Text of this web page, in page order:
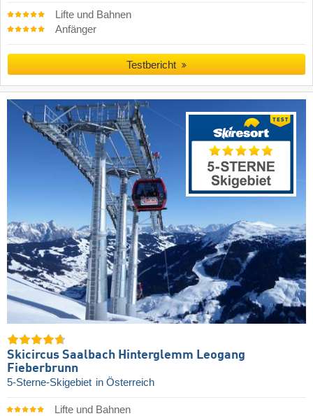
Lifte und Bahnen
Anfänger
Testbericht
Skicircus Saalbach Hinterglemm Leogang
Fieberbrunn
5-Sterne-Skigebiet in Österreich
Lifte und Bahnen